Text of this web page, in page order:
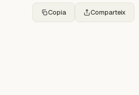
Copia Comparteix